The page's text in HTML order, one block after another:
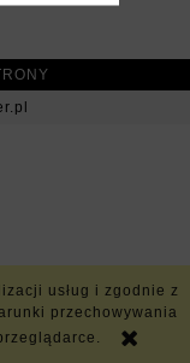
usług i zgodnie z
przechowywania